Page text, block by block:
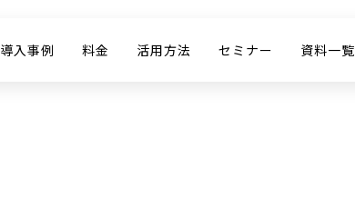
導入事例 料金 活用方法 セミナー 資料一覧